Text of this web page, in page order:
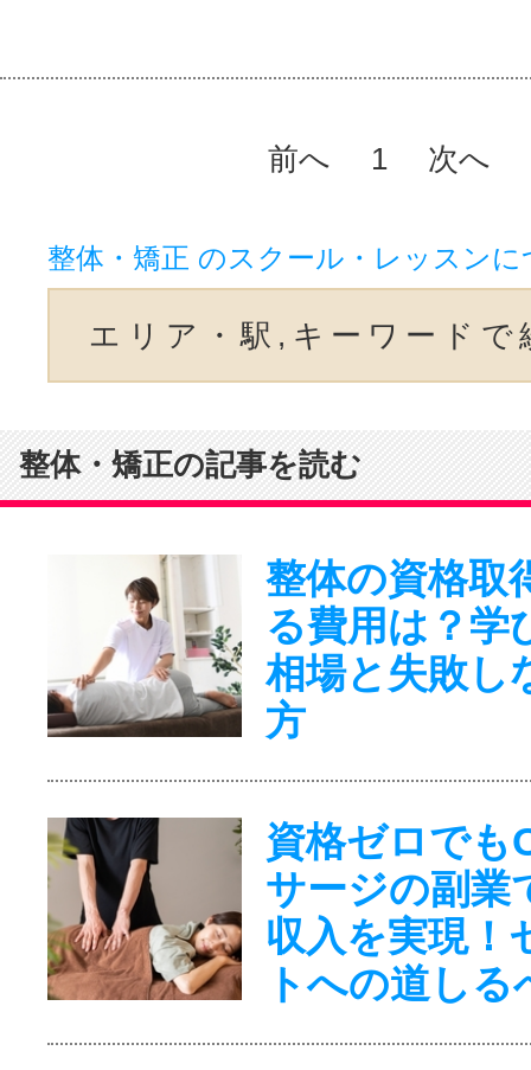
前へ 1 次へ
整体・矯正 のスクール・レッスン
エリア・駅,キーワードで
整体・矯正の記事を読む
整体の資格取
る費用は？学
相場と失敗し
方
資格ゼロでも
サージの副業
収入を実現！
トへの道しる